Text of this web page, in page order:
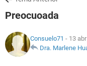
NUTRICIÓN
Preocuoada
Consuelo71 - 13
Dra. Marlene